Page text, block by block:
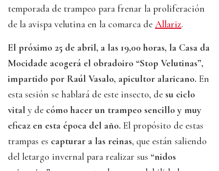
temporada de trampeo para frenar la proliferación
de la avispa velutina en la comarca de Allariz.
El próximo 25 de abril, a las 19,00 horas, la Casa da
Mocidade acogerá el obradoiro “Stop Velutinas”,
impartido por Raúl Vasalo, apicultor alaricano. En
esta sesión se hablará de este insecto, de su ciclo
vital y de cómo hacer un trampeo sencillo y muy
eficaz en esta época del año. El propósito de estas
trampas es capturar a las reinas, que están saliendo
del letargo invernal para realizar sus “nidos